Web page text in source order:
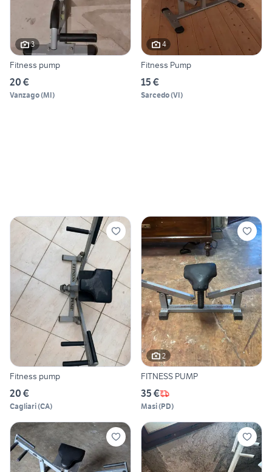
3
Fitness pump
20 €
Vanzago(MI)
4
Fitness Pump
15 €
Sarcedo(VI)
Fitness pump
20 €
Cagliari(CA)
2
FITNESS PUMP
35 €
Masi(PD)